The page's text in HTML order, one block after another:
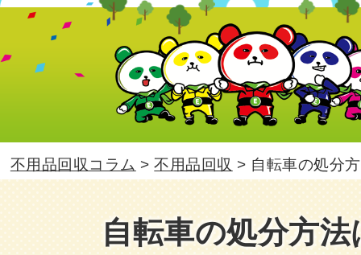
不用品回収コラム >不用品回収 > 自転車の処分
自転車の処分方法
ゴミ